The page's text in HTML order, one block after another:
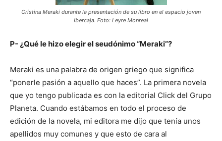
Cristina Meraki durante la presentación de su libro en el espacio joven
Ibercaja. Foto: Leyre Monreal
P- ¿Qué le hizo elegir el seudónimo “Meraki”?
Meraki es una palabra de origen griego que significa
“ponerle pasión a aquello que haces”. La primera novela
que yo tengo publicada es con la editorial Click del Grupo
Planeta. Cuando estábamos en todo el proceso de
edición de la novela, mi editora me dijo que tenía unos
apellidos muy comunes y que esto de cara al